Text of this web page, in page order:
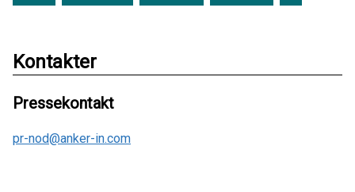
Kontakter
Pressekontakt
pr-nod@anker-in.com